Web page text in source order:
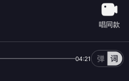
唱同款
04:21